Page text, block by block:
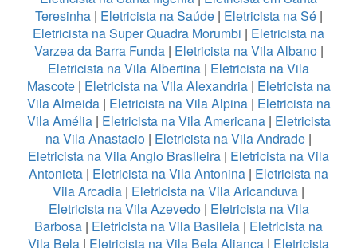
Teresinha| Eletricista na Saúde| Eletricista na Sé|
Eletricista na Super Quadra Morumbi | Eletricista na
Varzea da Barra Funda| Eletricista na Vila Albano|
Eletricista na Vila Albertina | Eletricista na Vila
Mascote| Eletricista na Vila Alexandria| Eletricista na
Vila Almeida | Eletricista na Vila Alpina | Eletricista na
Vila Amélia | Eletricista na Vila Americana| Eletricista
na Vila Anastacio | Eletricista na Vila Andrade |
Eletricista na Vila Anglo Brasileira | Eletricista na Vila
Antonieta | Eletricista na Vila Antonina | Eletricista na
Vila Arcadia | Eletricista na Vila Aricanduva |
Eletricista na Vila Azevedo| Eletricista na Vila
Barbosa | Eletricista na Vila Basileia | Eletricista na
Vila Bela | Eletricista na Vila Bela Aliança | Eletricista